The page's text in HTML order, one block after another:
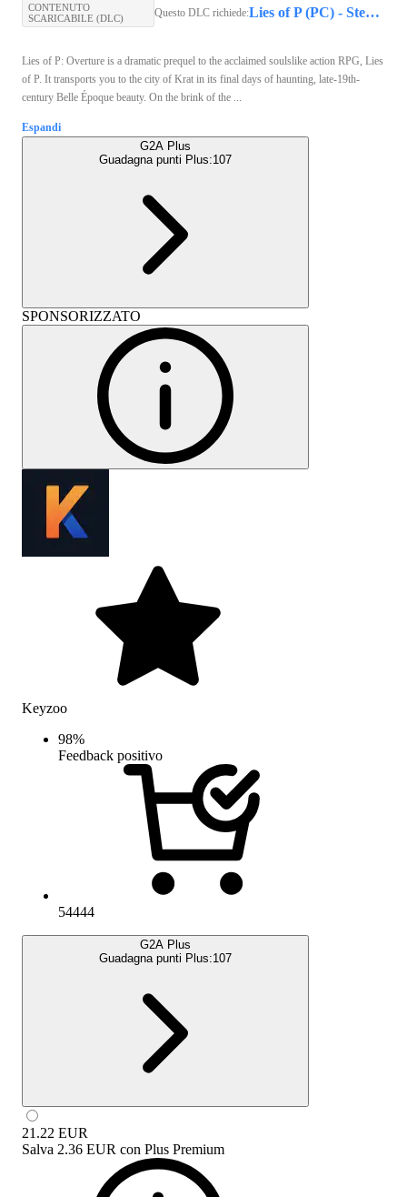
CONTENUTO
SCARICABILE (DLC)
Questo DLC richiede: Lies of P (PC) - Steam Key - GLOBAL
Lies of P: Overture is a dramatic prequel to the acclaimed soulslike action RPG, Lies
of P. It transports you to the city of Krat in its final days of haunting, late-19th-
century Belle Époque beauty. On the brink of the ...
Espandi
G2A Plus
Guadagna punti Plus:107
SPONSORIZZATO
Keyzoo
98%
Feedback positivo
54444
G2A Plus
Guadagna punti Plus:107
21.22 EUR
Salva 2.36 EUR con Plus Premium